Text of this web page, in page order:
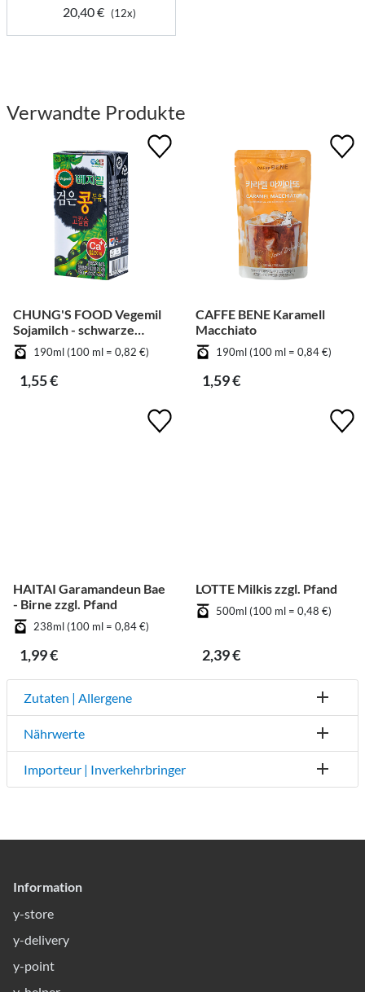
20,40 € (12x)
Verwandte Produkte
CHUNG'S FOOD Vegemil
Sojamilch - schwarze
Bohnen190ml (100 ml = 0,82 €)
1,55 €
CAFFE BENE Karamell
Macchiato
190ml (100 ml = 0,84 €)
1,59 €
HAITAI Garamandeun Bae
- Birne zzgl. Pfand
238ml (100 ml = 0,84 €)
1,99 €
LOTTE Milkis zzgl. Pfand
500ml (100 ml = 0,48 €)
2,39 €
Zutaten | Allergene
Nährwerte
Importeur | Inverkehrbringer
Information
y-store
y-delivery
y-point